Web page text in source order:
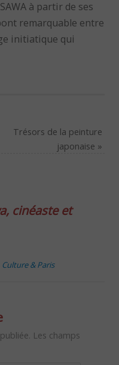
à partir de ses
remarquable entre
initiatique qui
Trésors de la peinture
japonaise »
cinéaste et
& Paris
Les champs